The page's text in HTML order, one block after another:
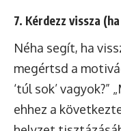
7. Kérdezz vissza
Néha segít, ha
megértsd a
‘túl sok’
ehhez a